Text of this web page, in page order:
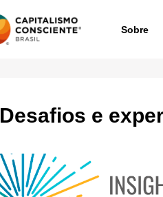
Sobre
Desafios e